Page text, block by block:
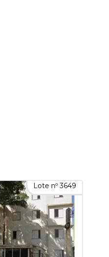
Lote nº 3649